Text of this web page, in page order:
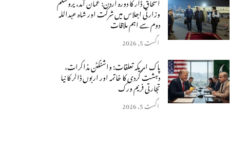
وزارتی اجلاس میں شرکت اور شاہ عبداللہ
دوم سے اہم ملاقات
اگست 5, 2026
پاک امریکہ تعلقات: واشنگٹن مذاکرات،
دہشت گردی کا خاتمہ اور اربوں ڈالر کا نیا
تجارتی فریم ورک
اگست 5, 2026